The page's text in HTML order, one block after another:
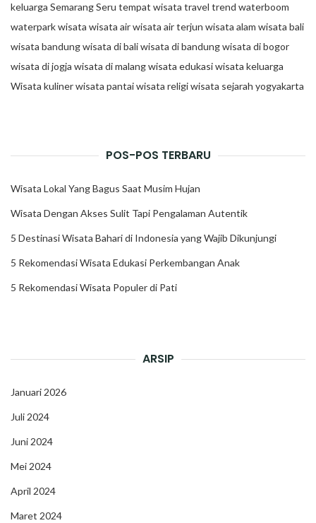
keluarga SemarangSeru tempat wisata travel trend waterboom
waterparkwisata wisata airwisata air terjun wisata alam wisata bali
wisata bandungwisata di baliwisata di bandungwisata di bogor
wisata di jogja wisata di malangwisata edukasiwisata keluarga
Wisata kulinerwisata pantaiwisata religiwisata sejarah yogyakarta
POS-POS TERBARU
Wisata Lokal Yang Bagus Saat Musim Hujan
Wisata Dengan Akses Sulit Tapi Pengalaman Autentik
5 Destinasi Wisata Bahari di Indonesia yang Wajib Dikunjungi
5 Rekomendasi Wisata Edukasi Perkembangan Anak
5 Rekomendasi Wisata Populer di Pati
ARSIP
Januari 2026
Juli 2024
Juni 2024
Mei 2024
April 2024
Maret 2024